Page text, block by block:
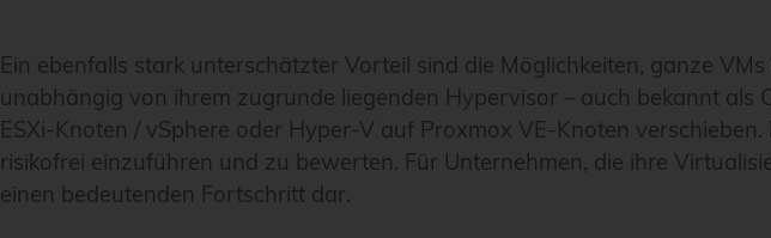
Ein ebenfalls stark unterschätzter Vorteil sind die Möglichkeiten, ganze
unabhängig von ihrem zugrunde liegenden Hypervisor – auch bekannt
ESXi-Knoten / vSphere oder Hyper-V auf Proxmox VE-Knoten
risikofrei einzuführen und zu bewerten. Für Unternehmen, die ihre
einen bedeutenden Fortschritt dar.